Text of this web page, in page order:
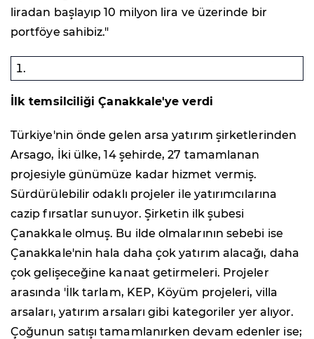
liradan başlayıp 10 milyon lira ve üzerinde bir
portföye sahibiz."
İlk temsilciliği Çanakkale'ye verdi
Türkiye'nin önde gelen arsa yatırım şirketlerinden
Arsago, İki ülke, 14 şehirde, 27 tamamlanan
projesiyle günümüze kadar hizmet vermiş.
Sürdürülebilir odaklı projeler ile yatırımcılarına
cazip fırsatlar sunuyor. Şirketin ilk şubesi
Çanakkale olmuş. Bu ilde olmalarının sebebi ise
Çanakkale'nin hala daha çok yatırım alacağı, daha
çok gelişeceğine kanaat getirmeleri. Projeler
arasında 'İlk tarlam, KEP, Köyüm projeleri, villa
arsaları, yatırım arsaları gibi kategoriler yer alıyor.
Çoğunun satışı tamamlanırken devam edenler ise;